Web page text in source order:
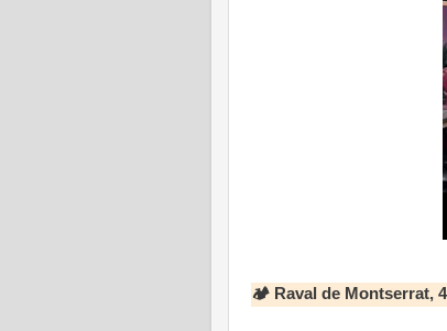
🏕 Raval de Montserrat,